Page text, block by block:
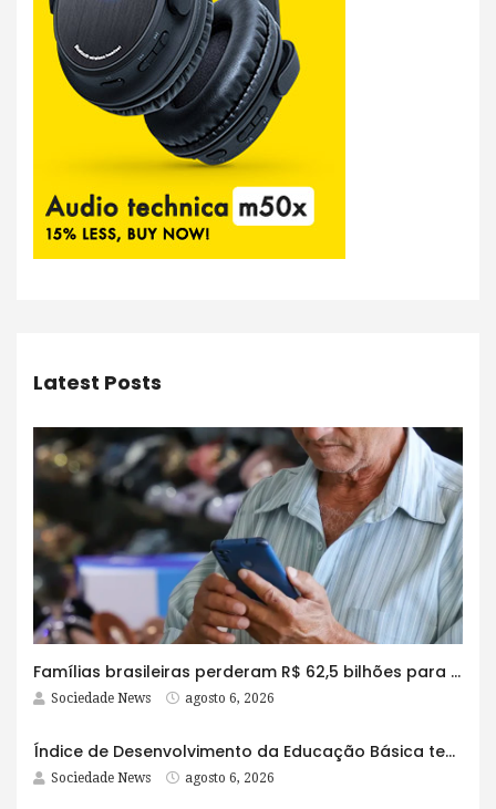
Latest Posts
Famílias brasileiras perderam R$ 62,5 bilhões para bets em 2025
Sociedade News agosto 6, 2026
Índice de Desenvolvimento da Educação Básica tem elevação em todas as etapas
Sociedade News agosto 6, 2026